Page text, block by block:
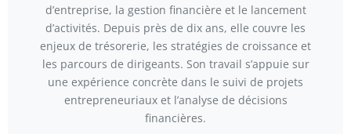
d’entreprise, la gestion financière et le lancement
d’activités. Depuis près de dix ans, elle couvre les
enjeux de trésorerie, les stratégies de croissance et
les parcours de dirigeants. Son travail s’appuie sur
une expérience concrète dans le suivi de projets
entrepreneuriaux et l’analyse de décisions
financières.